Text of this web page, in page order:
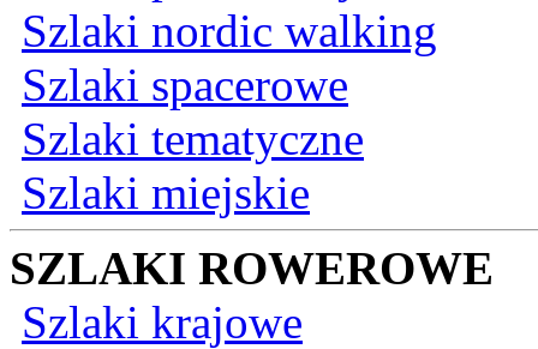
Szlaki nordic walking
Szlaki spacerowe
Szlaki tematyczne
Szlaki miejskie
SZLAKI ROWEROWE
Szlaki krajowe